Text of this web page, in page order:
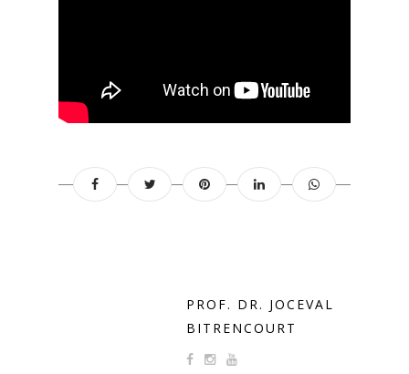
PROF. DR. JOCEVAL
BITRENCOURT